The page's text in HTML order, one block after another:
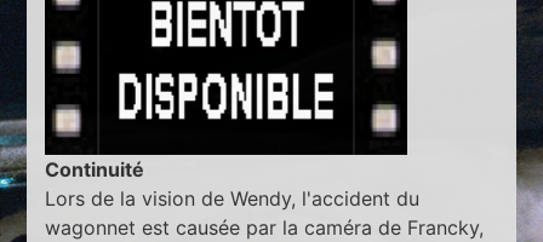
Continuité
Lors de la vision de Wendy, l'accident du
wagonnet est causée par la caméra de Francky,